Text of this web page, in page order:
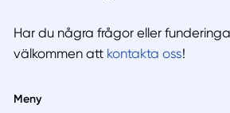
Har du några frågor eller
välkommen att kontakta oss!
Meny